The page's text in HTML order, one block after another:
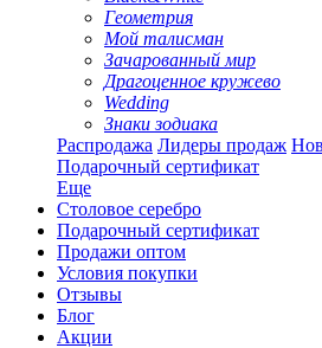
Геометрия
Мой талисман
Зачарованный мир
Драгоценное кружево
Wedding
Знаки зодиака
Распродажа Лидеры продаж
Подарочный сертификат
Еще
Столовое серебро
Подарочный сертификат
Продажи оптом
Условия покупки
Отзывы
Блог
Акции